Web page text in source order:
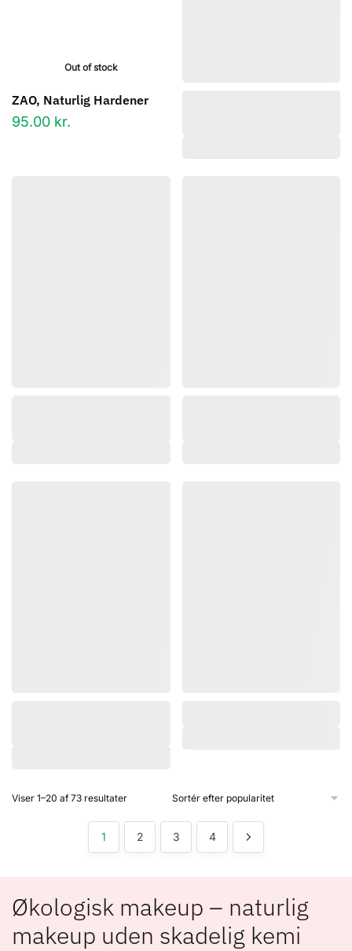
Out of stock
ZAO, Naturlig Hardener
95.00 kr.
Viser 1–20 af 73 resultaterSorteret
1 2 3 4
Økologisk makeup – naturlig
makeup uden skadelig kemi